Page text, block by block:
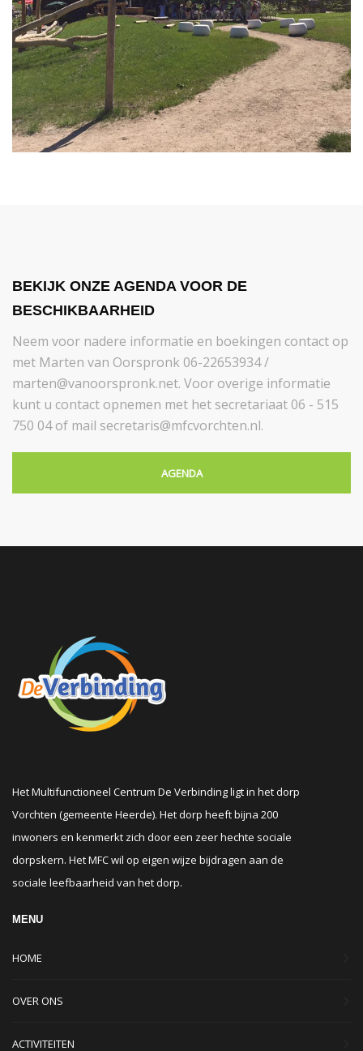
BEKIJK ONZE AGENDA VOOR DE
BESCHIKBAARHEID
Neem voor nadere informatie en boekingen contact op
met Marten van Oorspronk 06-22653934 /
marten@vanoorspronk.net. Voor overige informatie
kunt u contact opnemen met het secretariaat 06 - 515
750 04 of mail secretaris@mfcvorchten.nl.
AGENDA
Het Multifunctioneel Centrum De Verbinding ligt in het dorp
Vorchten (gemeente Heerde). Het dorp heeft bijna 200
inwoners en kenmerkt zich door een zeer hechte sociale
dorpskern. Het MFC wil op eigen wijze bijdragen aan de
sociale leefbaarheid van het dorp.
MENU
HOME
OVER ONS
ACTIVITEITEN